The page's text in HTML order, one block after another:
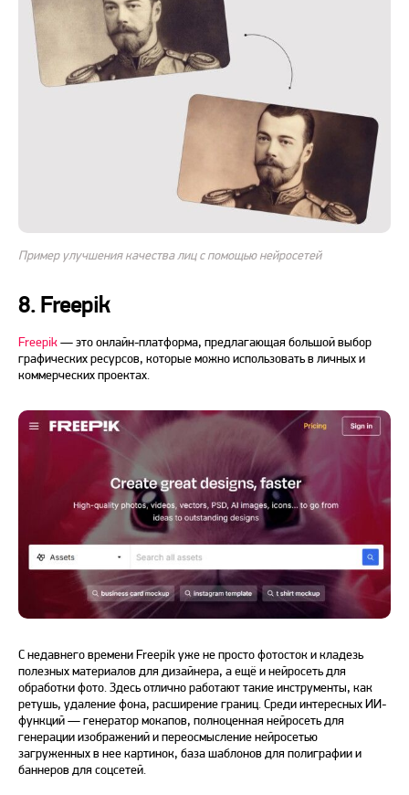
Пример улучшения качества лиц с помощью нейросетей
8. Freepik
Freepik— этоонлайн-платформа, предлагающая большой выбор
графических ресурсов, которые можно использовать в личных и
коммерческих проектах.
С недавнего времени Freepik уже не просто фотосток и кладезь
полезных материалов для дизайнера, а ещё и нейросеть для
обработки фото. Здесь отлично работают такие инструменты, как
ретушь, удаление фона, расширение границ. Среди интересных ИИ-
функций — генератор мокапов, полноценная нейросеть для
генерации изображений и переосмысление нейросетью
загруженных в нее картинок, база шаблонов для полиграфии и
баннеров для соцсетей.